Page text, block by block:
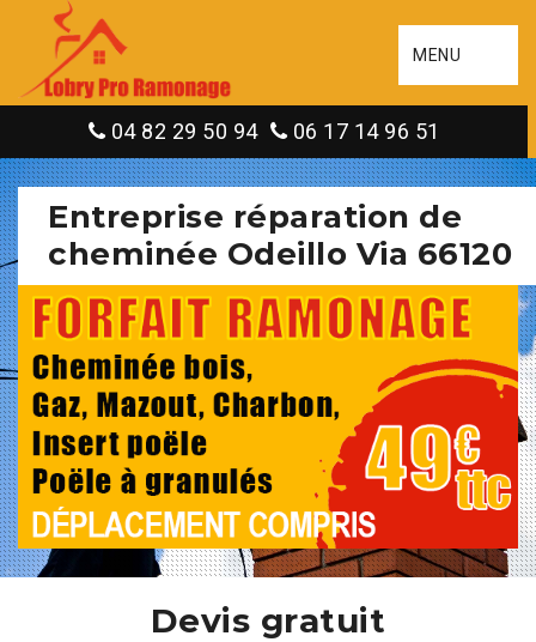
MENU
04 82 29 50 94 06 17 14 96 51
Entreprise réparation de
cheminée Odeillo Via 66120
Devis gratuit